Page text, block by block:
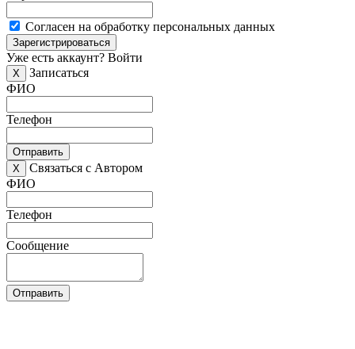
Согласен на обработку персональных данных
Зарегистрироваться
Уже есть аккаунт? Войти
X
Записаться
ФИО
Телефон
Отправить
X
Связаться с Автором
ФИО
Телефон
Сообщение
Отправить